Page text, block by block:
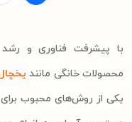
با پیشرفت فناوری و رشد
محصولات خانگی مانند
یکی از روش‌های محبوب